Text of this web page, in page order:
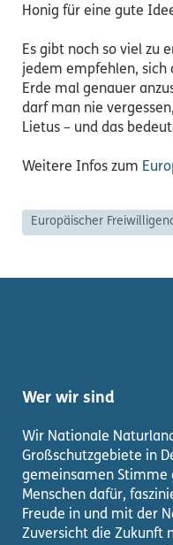
Honig für eine gute
Es gibt noch so viel zu
jedem empfehlen, sich
Erde mal genauer
darf man nie
Lietus – und das
Weitere Infos zum
Europäischer
Wer wir sind
Wir Nationale
Großschutzgebiete in
gemeinsamen Stimme
Menschen dafür,
Freude in und mit der
Zuversicht die Zukunft